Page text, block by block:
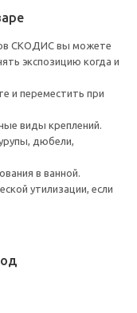
СКОДИС вы можете
экспозицию когда и
и переместить при
виды креплений.
дюбели,
в ванной.
утилизации, если